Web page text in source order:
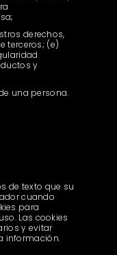
derechos,
terceros; (e)
y
una persona.
de texto que su
cuando
para
Las cookies
y evitar
información.